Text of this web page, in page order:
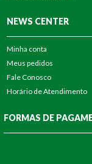
NEWS CENTER
Minha conta
Meus pedidos
Fale Conosco
Horário de Atendimento
FORMAS DE